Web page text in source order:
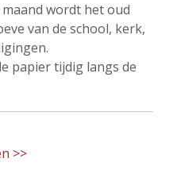
wordt het oud
van de school, kerk,
papier tijdig langs de
>>